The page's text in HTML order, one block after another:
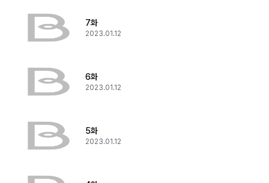
7화
2023.01.12
6화
2023.01.12
5화
2023.01.12